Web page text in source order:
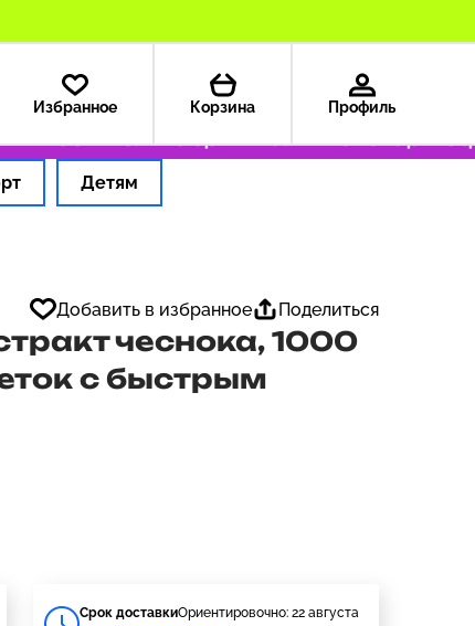
Избранное Корзина Профиль
199 ₽ Только оригинальные товары
Детям
Добавить в избранное Поделиться
чеснока, 1000
с быстрым
Cрок доставкиОриентировочно: 22 августа